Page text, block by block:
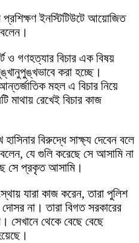
প্রশিক্ষণ ইনস্টিটিউটে আয়োজিত
ও গণহত্যার বিচার এক বিষয়
করা হচ্ছে।
মহল এ বিচার নিয়ে
মাথায় রেখেই বিচার কাজ
বিরুদ্ধে সাক্ষ্য দেবেন বলে
যে গুলি করেছে সে আসামি না
সে প্রকৃত আসামি।
যারা কাজ করেন, তারা পুলিশ
না। তারা বিগত সরকারের
সেখানে থেকে বেছে বেছে